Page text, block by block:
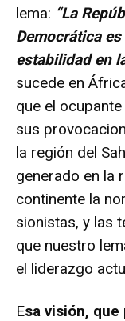
lema: “La
Democrática
estabilidad en
sucede en
que el
sus
la región del
generado en la
continente la
sionistas, y las
que nuestro
el liderazgo
Esa visión,